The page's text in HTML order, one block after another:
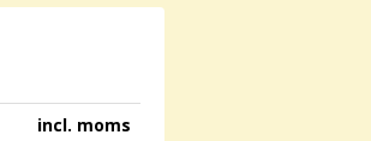
incl. moms